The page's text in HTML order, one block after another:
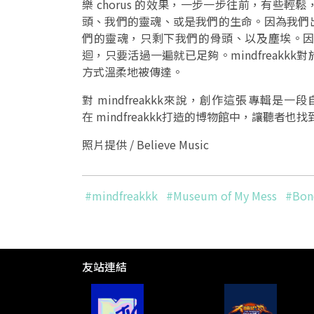
樂 chorus 的效果，一步一步往前，有些輕
頭、我們的靈魂、或是我們的生命。因為我
們的靈魂，只剩下我們的骨頭、以及塵埃。
迴，只要活過一遍就已足夠。mindfreakkk對
方式溫柔地被傳達。
對 mindfreakkk來說，創作這張專輯是一
在 mindfreakkk打造的博物館中，讓聽者也找
照片提供 / Believe Music
#mindfreakkk #Museum of My Mess
友站連結